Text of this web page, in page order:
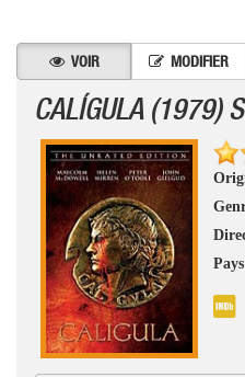
VOIR MODIFIER
CALÍGULA (1979)